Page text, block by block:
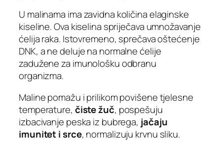
U malinama ima zavidna količina elaginske
kiseline. Ova kiselina spriječava umnožavanje
ćelija raka. Istovremeno, sprečava oštećenje
DNK, a ne deluje na normalne ćelije
zadužene za imunološku odbranu
organizma.
Maline pomažu i prilikom povišene tjelesne
temperature, čiste žuč, pospešuju
izbacivanje peska iz bubrega, jačaju
imunitet i srce, normalizuju krvnu sliku.